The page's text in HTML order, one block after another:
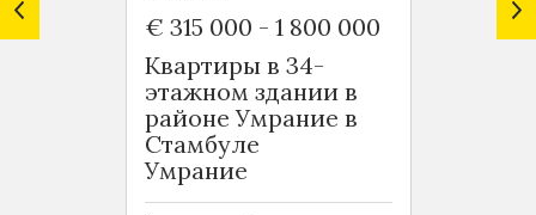
€ 315 000 - 1 800 000
Квартиры в 34-
этажном здании в
районе Умрание в
Стамбуле
Умрание
€